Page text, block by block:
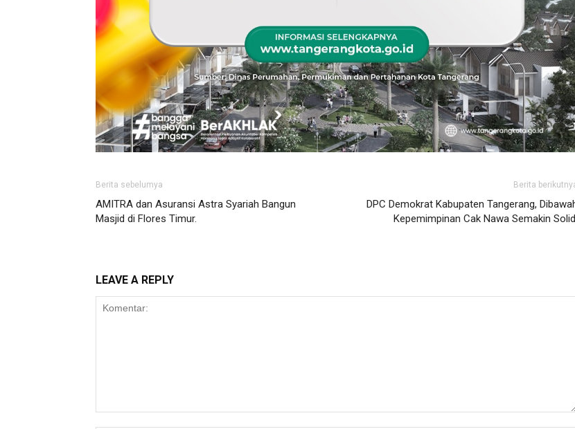
Berita sebelumya
AMITRA dan Asuransi Astra Syariah Bangun
Masjid di Flores Timur.
Berita
DPC Demokrat Kabupaten Tangerang,
Kepemimpinan Cak Nawa Semakin
LEAVE A REPLY